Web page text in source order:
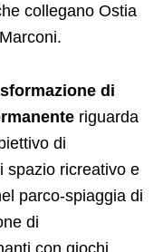
collegano Ostia
di
riguarda
di
spazio ricreativo e
parco-spiaggia di
di
con giochi